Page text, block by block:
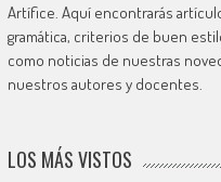
Artífice. Aquí encontrarás
gramática, criterios de buen
como noticias de nuestras
nuestros autores y docentes.
LOS MÁS VISTOS